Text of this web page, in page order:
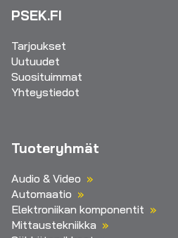
PSEK.FI
Tarjoukset
Uutuudet
Suosituimmat
Yhteystiedot
Tuoteryhmät
Audio & Video
Automaatio
Elektroniikan komponentit
Mittaustekniikka